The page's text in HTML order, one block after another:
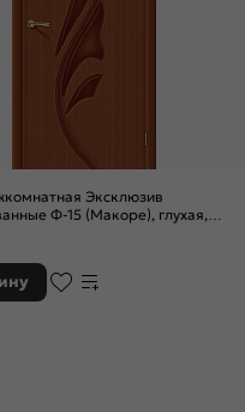
Эксклюзив
Ф-15 (Макоре), глухая,